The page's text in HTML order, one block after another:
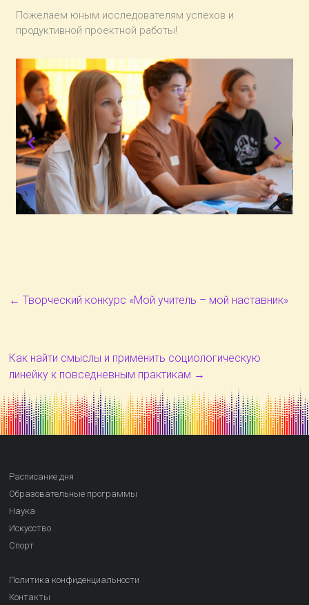
Пожелаем юным исследователям успехов и
продуктивной проектной работы!
← Творческий конкурс «Мой учитель – мой наставник»
Как найти смыслы и применить социологическую
линейку к повседневным практикам →
Расписание дня
Образовательные программы
Наука
Искусство
Спорт
Политика конфиденциальности
Контакты